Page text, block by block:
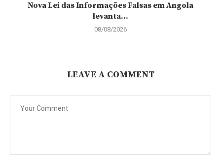
Nova Lei das Informações Falsas em Angola
levanta...
08/08/2026
LEAVE A COMMENT